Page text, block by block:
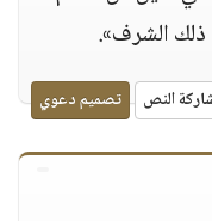
الشرف».
النص تصميم دعوي